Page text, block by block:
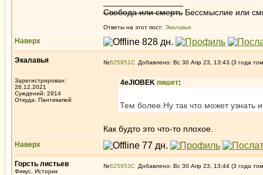
Свобода или смерть Бессмыслие или
Ответы на этот пост: Экалавья
Наверх
Экалавья
Зарегистрирован:
26.12.2021
Суждений: 2914
Откуда: Пантикапей
№625951 Добавлено: Вс 30 Апр 23, 13:43 (3 года
4eJIOBEK пишет:
Тем более.Ну так что может узнать
Как будто это что-то плохое.
Наверх
Горсть листьев
Фикус, Историк
№625953 Добавлено: Вс 30 Апр 23, 13:44 (3 года